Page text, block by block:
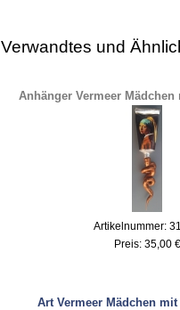
Verwandtes und
Anhänger Vermeer
Artikelnummer:
Preis: 35,00 €
Art Vermeer Mädchen